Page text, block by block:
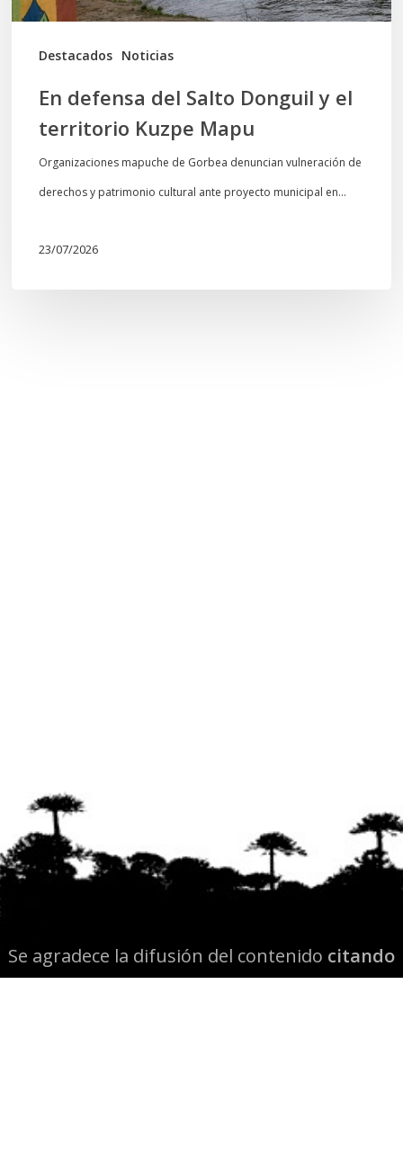
Destacados Noticias
Kuzpe
Mapu
En defensa del Salto Donguil y el
territorio Kuzpe Mapu
Organizaciones mapuche de Gorbea denuncian vulneración de
derechos y patrimonio cultural ante proyecto municipal en…
23/07/2026
Se agradece la difusión del contenido citando
la fuente www.mapuexpress.org